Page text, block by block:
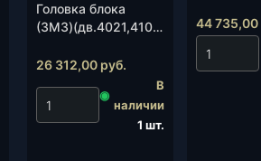
Головка блока
(ЗМЗ)(дв.4021,410
Волга)(0402-00-
26 312,00 руб.
◉
В
наличии
1 шт.
44 735,00